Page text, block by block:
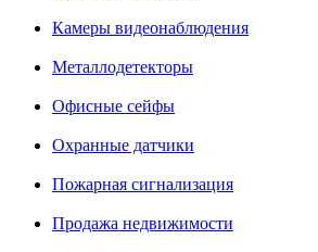
Камеры видеонаблюдения
Металлодетекторы
Офисные сейфы
Охранные датчики
Пожарная сигнализация
Продажа недвижимости